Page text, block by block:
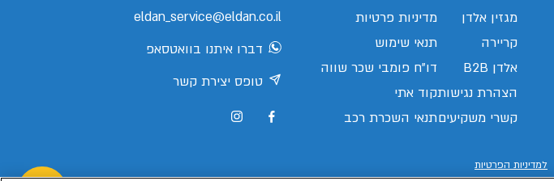
מגזין אלדן
קריירה
אלדן B2B
הצהרת נגישות
קשרי משקיעים
מדיניות פרטיות
תנאי שימוש
דו"ח פומבי שכר שווה
קוד אתי
תנאי השכרת רכב
eldan_service@eldan.co.il
דברו איתנו בוואטסאפ
טופס יצירת קשר
למדיניות הפרטיות